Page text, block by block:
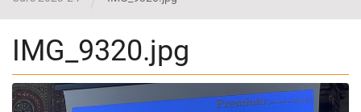
IMG_9320.jpg